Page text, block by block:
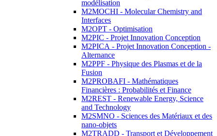
modélisation
M2MOCHI - Molecular Chemistry and
Interfaces
M2OPT - Optimisation
M2PIC - Projet Innovation Conception
M2PICA - Projet Innovation Conception -
Alternance
M2PPF - Physique des Plasmas et de la
Fusion
M2PROBAFI - Mathématiques
Financières : Probabilités et Finance
M2REST - Renewable Energy, Science
and Technology
M2SMNO - Sciences des Matériaux et des
nano-objets
M2TRADD - Transport et Développement